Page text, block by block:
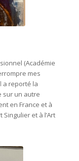
(Académie
mes
a reporté la
sur un autre
en France et à
Singulier et à l’Art